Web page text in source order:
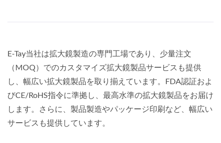
E-Tay当社は拡大鏡製造の専門工場であり、少量注文
（MOQ）でのカスタマイズ拡大鏡製品サービスも提供
し、幅広い拡大鏡製品を取り揃えています。FDA認証およ
びCE/RoHS指令に準拠し、最高水準の拡大鏡製品をお届け
します。さらに、製品製造やパッケージ印刷など、幅広い
サービスも提供しています。